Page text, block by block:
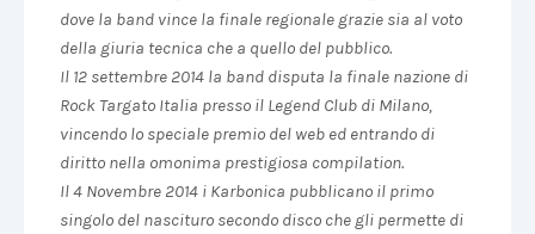
dove la band vince la finale regionale grazie sia al voto
della giuria tecnica che a quello del pubblico.
Il 12 settembre 2014 la band disputa la finale nazione di
Rock Targato Italia presso il Legend Club di Milano,
vincendo lo speciale premio del web ed entrando di
diritto nella omonima prestigiosa compilation.
Il 4 Novembre 2014 i Karbonica pubblicano il primo
singolo del nascituro secondo disco che gli permette di